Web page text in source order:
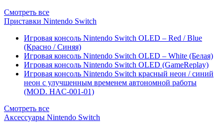
Смотреть все
Приставки Nintendo Switch
Игровая консоль Nintendo Switch OLED – Red / Blue
(Красно / Синяя)
Игровая консоль Nintendo Switch OLED – White (Белая)
Игровая консоль Nintendo Switch OLED (GameReplay)
Игровая консоль Nintendo Switch красный неон / синий
неон с улучшенным временем автономной работы
(MOD. HAC-001-01)
Смотреть все
Аксессуары Nintendo Switch